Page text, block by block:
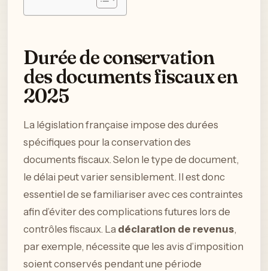
Durée de conservation
des documents fiscaux en
2025
La législation française impose des durées
spécifiques pour la conservation des
documents fiscaux. Selon le type de document,
le délai peut varier sensiblement. Il est donc
essentiel de se familiariser avec ces contraintes
afin d’éviter des complications futures lors de
contrôles fiscaux. La déclaration de revenus,
par exemple, nécessite que les avis d’imposition
soient conservés pendant une période